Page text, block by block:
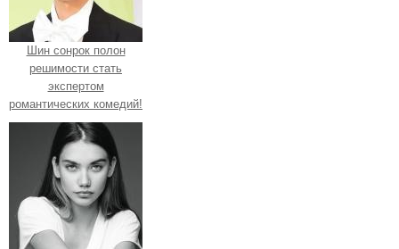
Шин сонрок полон
решимости стать
экспертом
романтических комедий!